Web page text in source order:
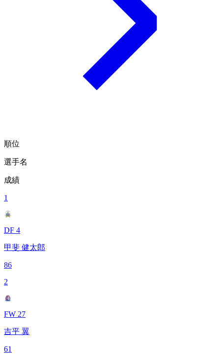
順位
選手名
成績
1
DF 4
甲斐 健太郎
86
2
FW 27
吉平 翼
61